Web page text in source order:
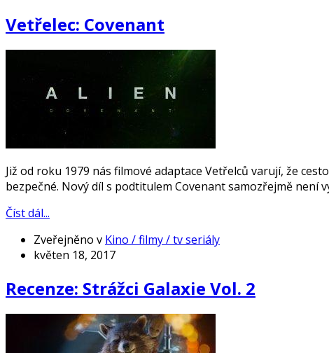
Vetřelec: Covenant
Již od roku 1979 nás filmové adaptace Vetřelců varují, že
bezpečné. Nový díl s podtitulem Covenant samozřejmě není
Číst dál...
Zveřejněno v Kino / filmy / tv seriály
květen 18, 2017
Recenze: Strážci Galaxie Vol. 2